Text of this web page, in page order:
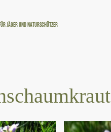
Jäger und Naturschützer